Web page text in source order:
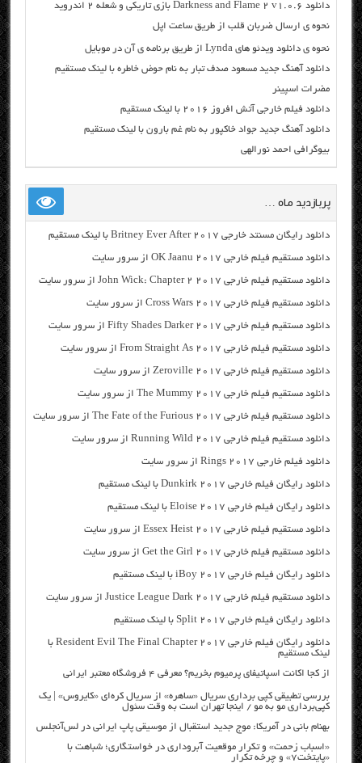
دانلود Darkness and Flame 2 v1.0.6 بازی تاریکی و شعله ۲ اندروید
نحوه ی ارسال ضربان قلب از طریق ساعت اپل
نحوه ی دانلود ویدئو های Lynda از طریق برنامه ی آن در موبایل
دانلود آهنگ جدید مسعود صدف تبار به نام حوض خاطره با لینک مستقیم
مضرات اسپینر
دانلود فیلم خارجی آتش افروز ۲۰۱۶ با لینک مستقیم
دانلود آهنگ جدید جواد خاکپور به نام غم بارون با لینک مستقیم
بیوگرافی احمد نورالهی
پربازدید ماه …
دانلود رایگان مسنتد خارجی Britney Ever After 2017 با لینک مستقیم
دانلود مستقیم فیلم خارجی OK Jaanu 2017 از سرور سایت
دانلود مستقیم فیلم خارجی John Wick: Chapter 2 2017 از سرور سایت
دانلود مستقیم فیلم خارجی Cross Wars 2017 از سرور سایت
دانلود مستقیم فیلم خارجی Fifty Shades Darker 2017 از سرور سایت
دانلود مستقیم فیلم خارجی From Straight As 2017 از سرور سایت
دانلود مستقیم فیلم خارجی Zeroville 2017 از سرور سایت
دانلود مستقیم فیلم خارجی The Mummy 2017 از سرور سایت
دانلود مستقیم فیلم خارجی The Fate of the Furious 2017 از سرور سایت
دانلود مستقیم فیلم خارجی Running Wild 2017 از سرور سایت
دانلود فیلم خارجی Rings 2017 از سرور سایت
دانلود رایگان فیلم خارجی Dunkirk 2017 با لینک مستقیم
دانلود رایگان فیلم خارجی Eloise 2017 با لینک مستقیم
دانلود مستقیم فیلم خارجی Essex Heist 2017 از سرور سایت
دانلود مستقیم فیلم خارجی Get the Girl 2017 از سرور سایت
دانلود رایگان فیلم خارجی iBoy 2017 با لینک مستقیم
دانلود مستقیم فیلم خارجی Justice League Dark 2017 از سرور سایت
دانلود رایگان فیلم خارجی Split 2017 با لینک مستقیم
دانلود رایگان فیلم خارجی Resident Evil The Final Chapter 2017 با
لینک مستقیم
از کجا اکانت اسپاتیفای پرمیوم بخریم؟ معرفی ۴ فروشگاه معتبر ایرانی
بررسی تطبیقی کپی برداری سریال «ساهره» از سریال کره‌ای «کایروس» | یک
کپی‌برداری مو به مو / اینجا تهران است به وقت سئول
بهنام بانی در آمریکا: موج جدید استقبال از موسیقی پاپ ایرانی در لس‌آنجلس
«اسباب زحمت» و تکرار موقعیت آبروداری در خواستگاری؛ شباهت با
«پایتخت۷» و چرخه تکرار